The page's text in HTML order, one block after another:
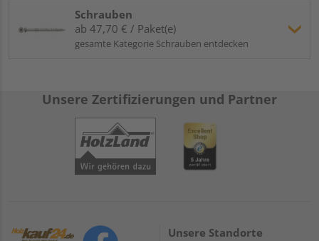
Schrauben
ab 47,70 € / Paket(e)
gesamte Kategorie Schrauben entdecken
Unsere Zertifizierungen und Partner
Unsere Standorte